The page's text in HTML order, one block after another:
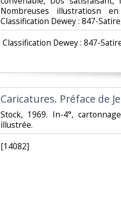
Nombreuses illustratiosn
Classification Dewey : 847-
Classification Dewey : 847-
‎Caricatures. Préface de
‎Stock, 1969. In-4°,
illustrée.‎
‎[14082]‎